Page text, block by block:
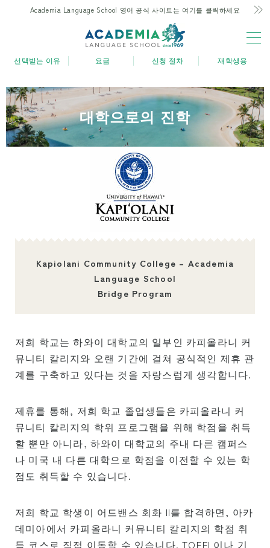
Academia Language School 영어 공식 사이트는 여기를 클릭하세요
하와이가 가장 저렴! 고집과 비밀
하와이 유일의 주 4일 과정
부모와 자녀 유학 친화적 지원
즐거운! 아로하 학생 생활
고급 레벨
비즈니스 영어
개인 레슨
수강료
카마아이나(미국 시민 또는 영주권자) 소지자의
재학생・학생 비자(F-1 비자) 소지자의 학비
선택받는 이유 요금 신청 절차 재학생용
대학으로의 진학
Kapiolani Community College – Academia
Language School
Bridge Program
저희 학교는 하와이 대학교의 일부인 카피올라니 커
뮤니티 칼리지와 오랜 기간에 걸쳐 공식적인 제휴 관
계를 구축하고 있다는 것을 자랑스럽게 생각합니다.
제휴를 통해, 저희 학교 졸업생들은 카피올라니 커
뮤니티 칼리지의 학위 프로그램을 위해 학점을 취득
할 뿐만 아니라, 하와이 대학교의 주내 다른 캠퍼스
나 미국 내 다른 대학으로 학점을 이전할 수 있는 학
점도 취득할 수 있습니다.
저희 학교 학생이 어드밴스 회화 II를 합격하면, 아카
데미아에서 카피올라니 커뮤니티 칼리지의 학점 취
득 코스로 직접 이동할 수 있습니다. TOEFL이나 기